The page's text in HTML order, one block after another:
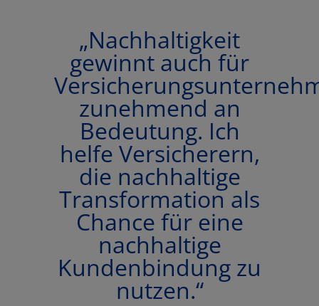
„Nachhaltigkeit
gewinnt auch für
zunehmend an
Bedeutung. Ich
helfe Versicherern,
die nachhaltige
Transformation als
Chance für eine
nachhaltige
Kundenbindung zu
nutzen.“